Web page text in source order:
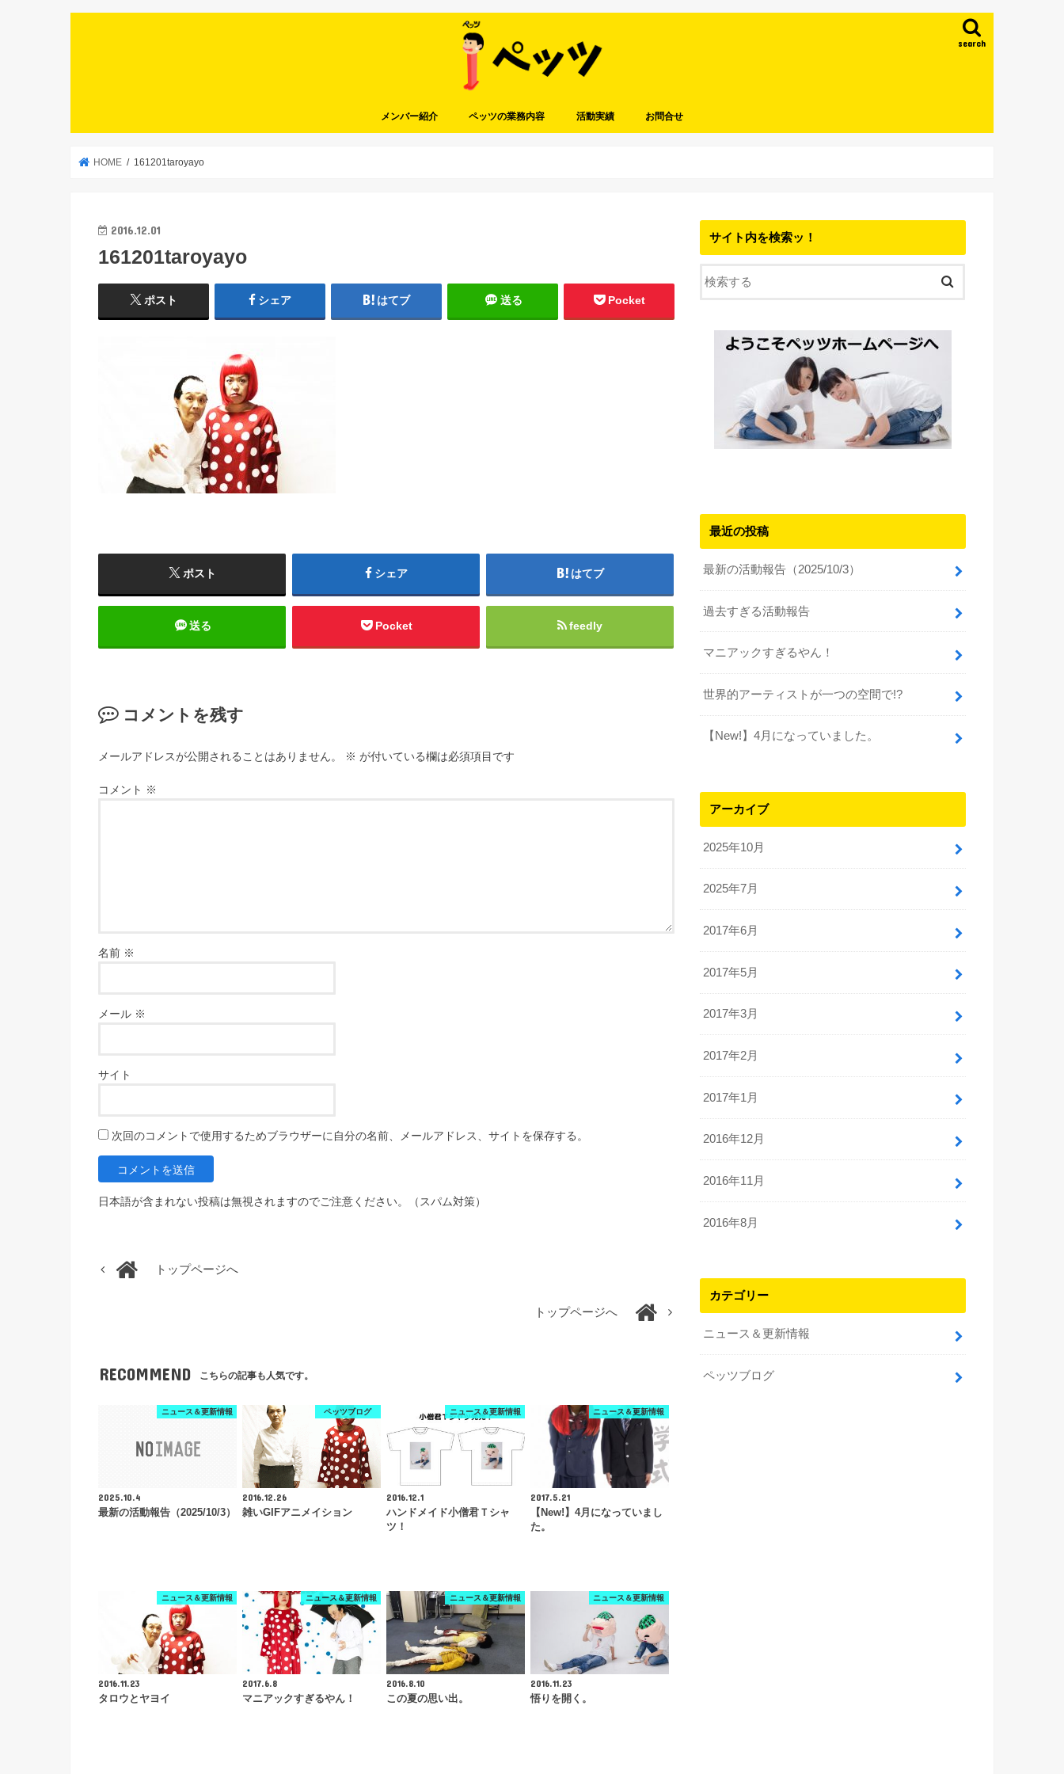
search
メンバー紹介 ペッツの業務内容 活動実績 お問合せ
HOME 161201taroyayo
2016.12.01
161201taroyayo
ポスト シェア はてブ 送る Pocket
ポスト シェア はてブ
送る Pocket feedly
コメントを残す
メールアドレスが公開されることはありません。 ※ が付いている欄は必須項目です
コメント ※
名前 ※
メール ※
サイト
次回のコメントで使用するためブラウザーに自分の名前、メールアドレス、サイトを保存する。
日本語が含まれない投稿は無視されますのでご注意ください。（スパム対策）
トップページへ
トップページへ
RECOMMEND こちらの記事も人気です。
ニュース＆更新情報
2025.10.4
最新の活動報告（2025/10/3）
ペッツブログ
2016.12.26
雑いGIFアニメイション
ニュース＆更新情報
2016.12.1
ハンドメイド小僧君Ｔシャ
ツ！
ニュース＆更新情報
2017.5.21
【New!】4月になっていまし
た。
ニュース＆更新情報
2016.11.23
タロウとヤヨイ
ニュース＆更新情報
2017.6.8
マニアックすぎるやん！
ニュース＆更新情報
2016.8.10
この夏の思い出。
ニュース＆更新情報
2016.11.23
悟りを開く。
サイト内を検索ッ！
最近の投稿
最新の活動報告（2025/10/3）
過去すぎる活動報告
マニアックすぎるやん！
世界的アーティストが一つの空間で!?
【New!】4月になっていました。
アーカイブ
2025年10月
2025年7月
2017年6月
2017年5月
2017年3月
2017年2月
2017年1月
2016年12月
2016年11月
2016年8月
カテゴリー
ニュース＆更新情報
ペッツブログ